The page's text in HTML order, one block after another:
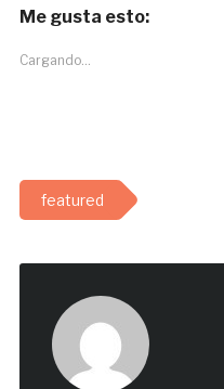
Me gusta esto:
Cargando...
featured